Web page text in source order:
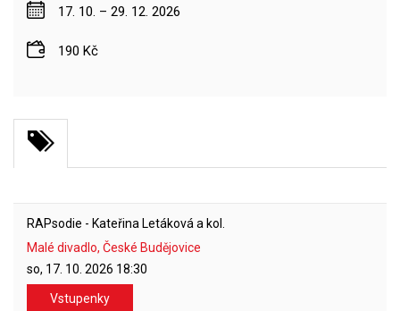
17. 10. – 29. 12. 2026
190 Kč
RAPsodie - Kateřina Letáková a kol.
Malé divadlo, České Budějovice
so, 17. 10. 2026 18:30
Vstupenky